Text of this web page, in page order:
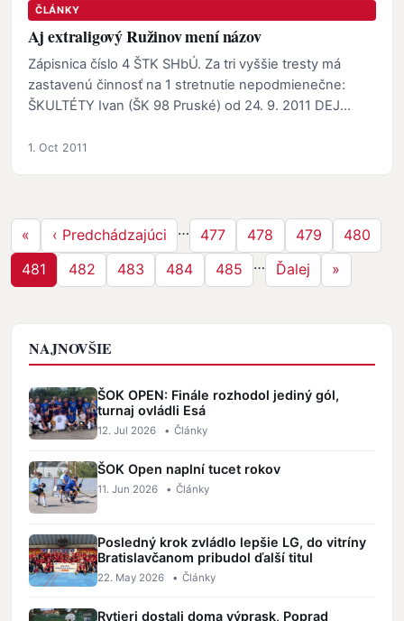
ČLÁNKY
Aj extraligový Ružinov mení názov
Zápisnica číslo 4 ŠTK SHbÚ. Za tri vyššie tresty má
zastavenú činnosť na 1 stretnutie nepodmienečne:
ŠKULTÉTY Ivan (ŠK 98 Pruské) od 24. 9. 2011 DEJ
1. Oct 2011
Prvá strana
« Predchádzajúca strana
‹ Predchádzajúci … Strana
477 Strana
478 Strana
479 Strana
480
Strana
481 Strana
482 Strana
483 Strana
484 Strana
485 … Ďalšia strana
Ďalej Posledná
»
NAJNOVŠIE
ŠOK OPEN: Finále rozhodol jediný gól,
turnaj ovládli Esá
12. Jul 2026 • Články
ŠOK Open naplní tucet rokov
11. Jun 2026 • Články
Posledný krok zvládlo lepšie LG, do vitríny
Bratislavčanom pribudol ďalší titul
22. May 2026 • Články
Rytieri dostali doma výprask, Poprad